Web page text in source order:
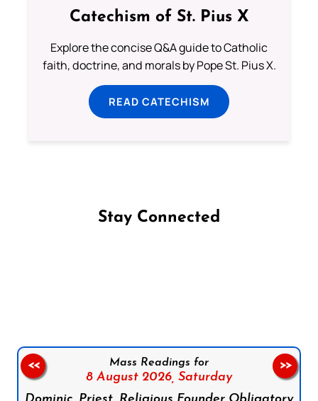
Catechism of St. Pius X
Explore the concise Q&A guide to Catholic
faith, doctrine, and morals by Pope St. Pius X.
READ CATECHISM
Stay Connected
Mass Readings for
8 August 2026, Saturday
<< >>